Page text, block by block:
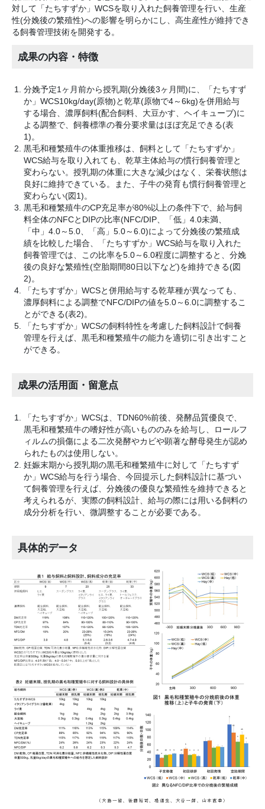
対して「たちすずか」WCSを取り入れた飼養管理を行い、生産
性(分娩後の繁殖性)への影響を明らかにし、高生産性が維持でき
る飼養管理技術を開発する。
成果の内容・特徴
分娩予定1ヶ月前から授乳期(分娩後3ヶ月間)に、「たちすず
か」WCS10kg/day(原物)と乾草(原物で4～6kg)を併用給与
する場合、濃厚飼料(配合飼料、大豆かす、ヘイキューブ)に
よる調整で、飼養標準の養分要求量はほぼ充足できる(表
1)。
黒毛和種繁殖牛の体重推移は、飼料として「たちすずか」
WCS給与を取り入れても、乾草主体給与の慣行飼養管理と
変わらない。授乳期の体重に大きな減少はなく、栄養状態は
良好に維持できている。また、子牛の発育も慣行飼養管理と
変わらない(図1)。
黒毛和種繁殖牛のCP充足率が80%以上の条件下で、給与飼
料全体のNFCとDIPの比率(NFC/DIP、「低」4.0未満、
「中」4.0～5.0、「高」5.0～6.0)によって分娩後の繁殖成
績を比較した場合、「たちすずか」WCS給与を取り入れた
飼養管理では、この比率を5.0～6.0程度に調整すると、分娩
後の良好な繁殖性(空胎期間80日以下など)を維持できる(図
2)。
「たちすずか」WCSと併用給与する乾草種が異なっても、
濃厚飼料による調整でNFC/DIPの値を5.0～6.0に調整するこ
とができる(表2)。
「たちすずか」WCSの飼料特性を考慮した飼料設計で飼養
管理を行えば、黒毛和種繁殖牛の能力を適切に引き出すこと
ができる。
成果の活用面・留意点
「たちすずか」WCSは、TDN60%前後、発酵品質優良で、
黒毛和種繁殖牛の嗜好性が高いもののみを給与し、ロールフ
ィルムの損傷による二次発酵やカビや顕著な酵母発生が認め
られたものは使用しない。
妊娠末期から授乳期の黒毛和種繁殖牛に対して「たちすず
か」WCS給与を行う場合、今回提示した飼料設計に基づい
て飼養管理を行えば、分娩後の優良な繁殖性を維持できると
考えられるが、実際の飼料設計、給与の際には用いる飼料の
成分分析を行い、微調整することが必要である。
具体的データ